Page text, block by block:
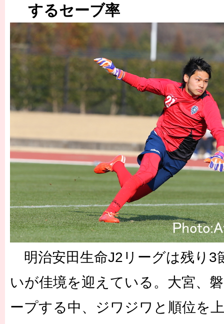
［3216号］行く末占うラストワン
［3217号］最高の景色へ出国
［3218号］WEEKLY EG SELECTION
［3219号］特別な覇者へ 大逆転か連破か
［3220号］伝説の王者、黄金のシャーレ
するセーブ率
明治安田生命J2リーグは残り3
いが佳境を迎えている。大宮、
ープする中、ジワジワと順位を